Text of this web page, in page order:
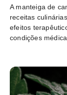
A manteiga de
receitas
efeitos
condições